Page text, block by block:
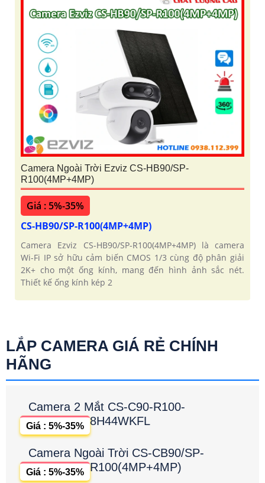
Camera Ngoài Trời Ezviz CS-HB90/SP-
R100(4MP+4MP)
Giá : 5%-35%
CS-HB90/SP-R100(4MP+4MP)
Camera Ezviz CS-HB90/SP-R100(4MP+4MP) là camera
Wi-Fi IP sở hữu cảm biến CMOS 1/3 cùng độ phân giải
2K+ cho một ống kính, mang đến hình ảnh sắc nét.
Thiết kế ống kính kép 2
LẮP CAMERA GIÁ RẺ CHÍNH
HÃNG
Camera 2 Mắt CS-C90-R100-
8H44WKFL
Giá : 5%-35%
Camera Ngoài Trời CS-CB90/SP-
R100(4MP+4MP)
Giá : 5%-35%